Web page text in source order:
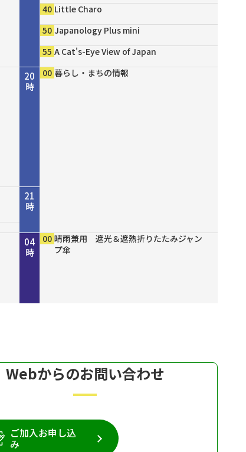
20
時
21
時
22
時
23
時
00
時
01
時
02
時
03
時
04
時
40 Little Charo
50 Japanology Plus mini
55 A Cat's-Eye View of Japan
00 暮らし・まちの情報
00 NHK NEWSLINE
10 NHK WORLD SHOWCASE
00 守ろう命～今からできる！我が家の防
災～
00 ショップスターバリュー ラ・バガジェ
リー 撥水２ウェイショルダー
00 オロリナ 信頼の地金商社がおくるゴー
ルド・プラチナジュエリー
00 口臭グッドバイ！ プロフレッシュスペ
シャル
00 寂地蒟蒻 出汁香る こんにゃくそうめ
ん
29 天狗缶詰 あると便利！ ５種のきのこ
のミックス
00 晴雨兼用 遮光＆遮熱折りたたみジャン
プ傘
Webからのお問い合わせ
ご加入お申し込
み